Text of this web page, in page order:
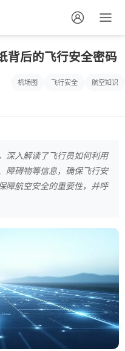
背后的飞行安全密码
机场图 飞行安全 航空知识
深入解读了飞行员如何利用
障碍物等信息，确保飞行安
障航空安全的重要性，并呼